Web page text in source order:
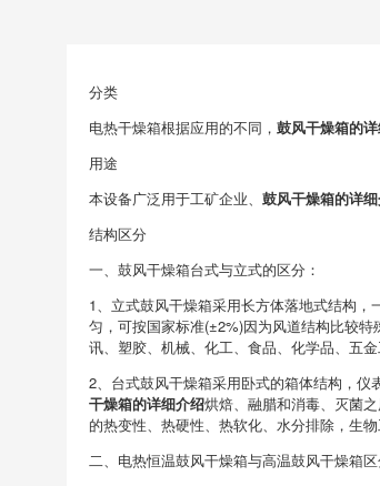
分类
电热干燥箱根据应用的不同， 鼓风干燥箱的
用途
本设备广泛用于工矿企业、 鼓风干燥箱的详
结构区分
一、鼓风干燥箱台式与立式的区分：
1、立式鼓风干燥箱采用长方体落地式结构
匀，可按国家标准(±2%)因为风道结构比较
讯、塑胶、机械、化工、食品、化学品、五
2、台式鼓风干燥箱采用卧式的箱体结构，仪
干燥箱的详细介绍烘焙、融腊和消毒、灭菌
的热变性、热硬性、热软化、水分排除，生
二、电热恒温鼓风干燥箱与高温鼓风干燥箱区